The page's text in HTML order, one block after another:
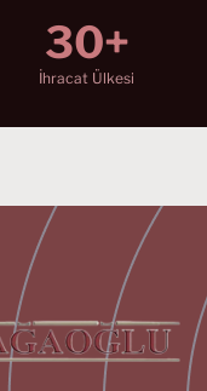
30+
İhracat Ülkesi